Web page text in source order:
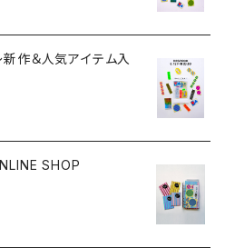
新作＆人気アイテム入
SHOP